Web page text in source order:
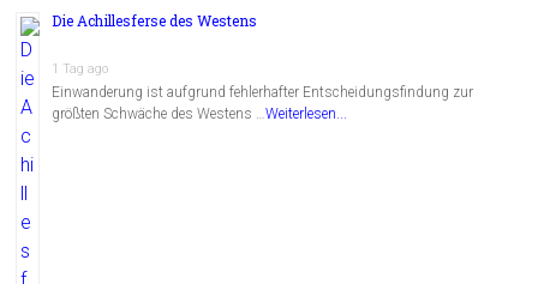
Die Achillesferse des Westens
1 Tag ago
Einwanderung ist aufgrund fehlerhafter Entscheidungsfindung zur
größten Schwäche des Westens …Weiterlesen...